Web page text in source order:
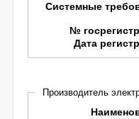
Системные
№
Дата
Производитель